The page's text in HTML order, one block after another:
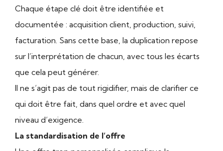
Chaque étape clé doit être identifiée et
documentée : acquisition client, production, suivi,
facturation. Sans cette base, la duplication repose
sur l’interprétation de chacun, avec tous les écarts
que cela peut générer.
Il ne s’agit pas de tout rigidifier, mais de clarifier ce
qui doit être fait, dans quel ordre et avec quel
niveau d’exigence.
La standardisation de l’offre